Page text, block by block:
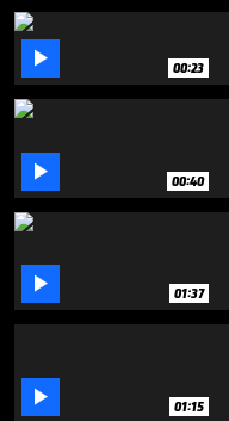
 00:23
 00:40
 01:37
 01:15